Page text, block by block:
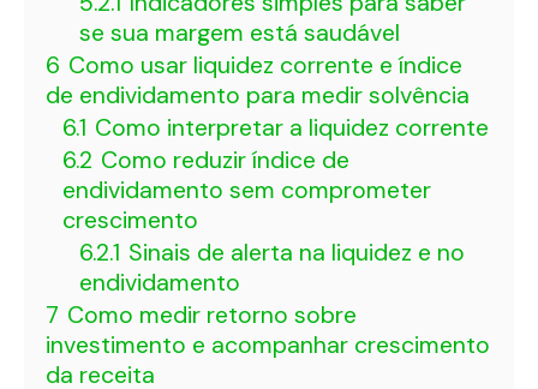
se sua margem está saudável
6 Como usar liquidez corrente e índice
de endividamento para medir solvência
6.1 Como interpretar a liquidez corrente
6.2 Como reduzir índice de
endividamento sem comprometer
crescimento
6.2.1 Sinais de alerta na liquidez e no
endividamento
7 Como medir retorno sobre
investimento e acompanhar crescimento
da receita